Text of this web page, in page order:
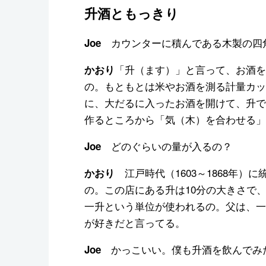
升酒ともっきり
Joeカウンターに積んである木製の四
かおり 「升（ます）」と言って、お酒
の。もともとは米やお酒を測る計量カ
に、大だるに入ったお酒を開けて、升
作るところから「気（木）を合わせる
Joeどのぐらいの量が入るの？
かおり
江戸時代（1603～1868年）に
の。この店にある升は10分の大きさで
一升という単位が使われるの。父は、
が好きだと言ってる。
Joeかっこいい。僕も升酒を飲んでみ